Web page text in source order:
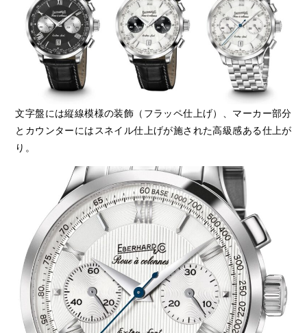
文字盤には縦線模様の装飾（フラッペ仕上げ）、マーカー部分
とカウンターにはスネイル仕上げが施された高級感ある仕上が
り。